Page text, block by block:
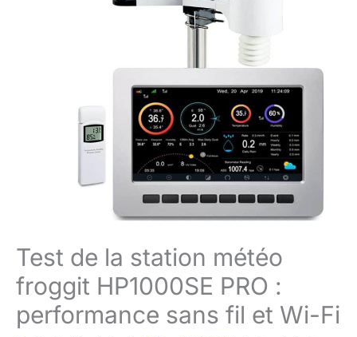
Test de la station météo
froggit HP1000SE PRO :
performance sans fil et Wi-Fi